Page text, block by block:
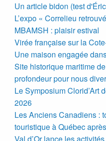
Un article bidon (test
L’expo « Correlieu
MBAMSH : plaisir estival
Virée française sur la
Une maison engagée
Site historique maritime
profondeur pour nous
Le Symposium Clorid’Art
2026
Les Anciens Canadiens :
touristique à Québec